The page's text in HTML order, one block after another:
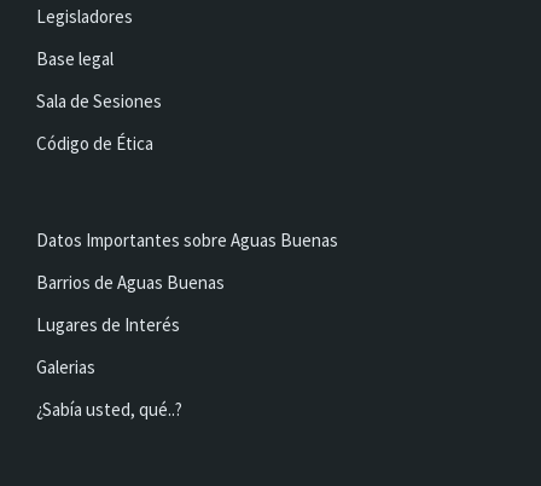
Legisladores
Base legal
Sala de Sesiones
Código de Ética
Datos Importantes sobre Aguas Buenas
Barrios de Aguas Buenas
Lugares de Interés
Galerias
¿Sabía usted, qué..?